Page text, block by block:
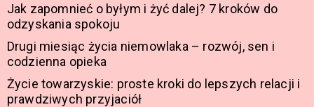
Jak zapomnieć o byłym i żyć dalej? 7 kroków do
odzyskania spokoju
Drugi miesiąc życia niemowlaka – rozwój, sen i
codzienna opieka
Życie towarzyskie: proste kroki do lepszych relacji i
prawdziwych przyjaciół